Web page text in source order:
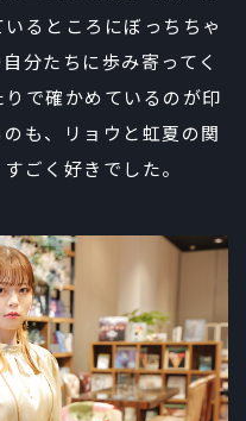
るところにぼっちちゃ
分たちに歩み寄ってく
で確かめているのが印
も、リョウと虹夏の関
ごく好きでした。